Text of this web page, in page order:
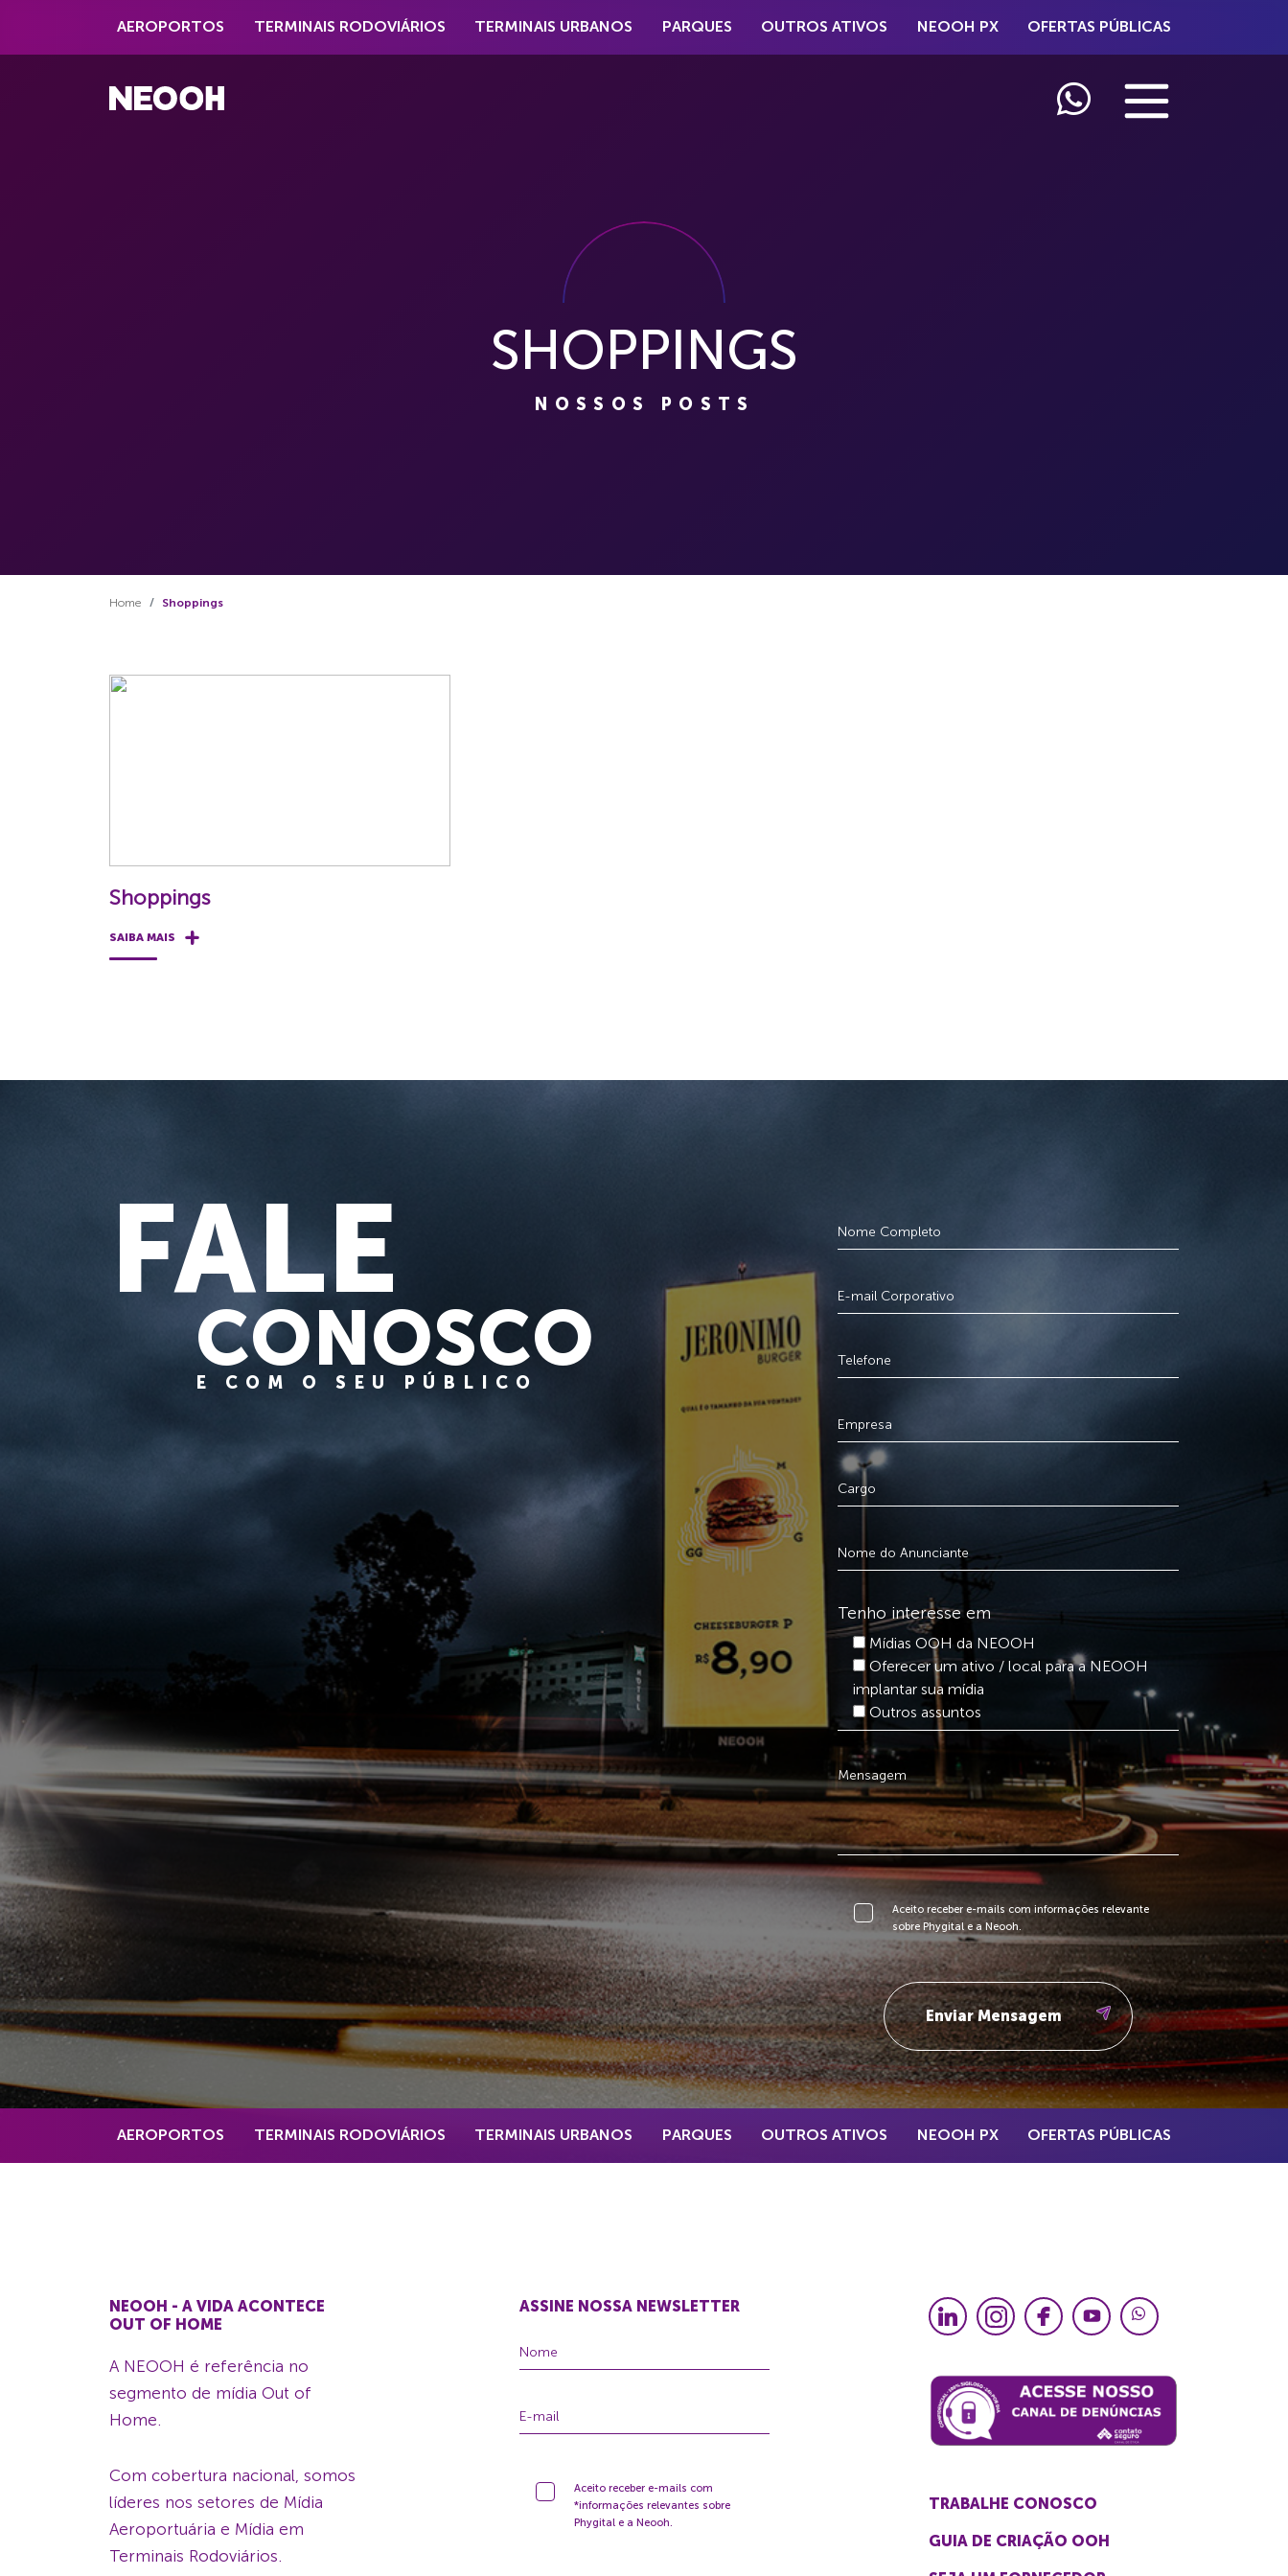
AEROPORTOS TERMINAIS RODOVIÁRIOS TERMINAIS URBANOS PARQUES OUTROS ATIVOS NEOOH PX OFERTAS PÚBLICAS
SHOPPINGS
NOSSOS POSTS
Home Shoppings
Shoppings
SAIBA MAIS
FALE
CONOSCO
E COM O SEU PÚBLICO
Tenho interesse em
Mídias OOH da NEOOH
Oferecer um ativo / local para a NEOOH
implantar sua mídia
Outros assuntos
Aceito receber e-mails com informações relevante
sobre Phygital e a Neooh.
AEROPORTOS TERMINAIS RODOVIÁRIOS TERMINAIS URBANOS PARQUES OUTROS ATIVOS NEOOH PX OFERTAS PÚBLICAS
NEOOH - A VIDA ACONTECE
OUT OF HOME
A NEOOH é referência no
segmento de mídia Out of
Home.
Com cobertura nacional, somos
líderes nos setores de Mídia
Aeroportuária e Mídia em
Terminais Rodoviários.
ASSINE NOSSA NEWSLETTER
Aceito receber e-mails com
*informações relevantes sobre
Phygital e a Neooh.
TRABALHE CONOSCO
GUIA DE CRIAÇÃO OOH